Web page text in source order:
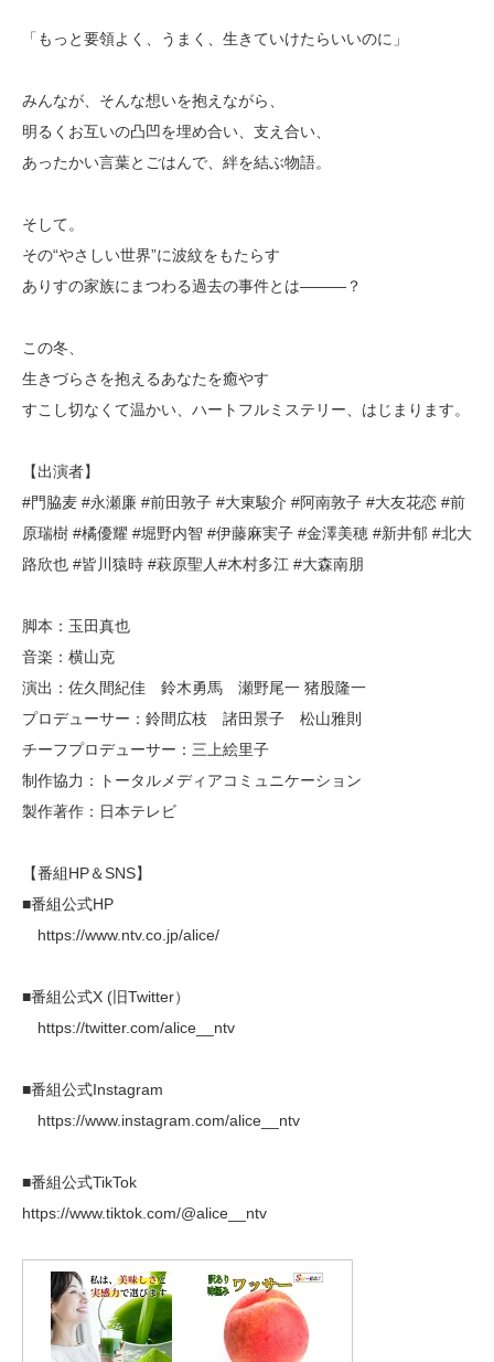
「もっと要領よく、うまく、生きていけたらいいのに」
みんなが、そんな想いを抱えながら、
明るくお互いの凸凹を埋め合い、支え合い、
あったかい言葉とごはんで、絆を結ぶ物語。
そして。
その“やさしい世界”に波紋をもたらす
ありすの家族にまつわる過去の事件とは―――？
この冬、
生きづらさを抱えるあなたを癒やす
すこし切なくて温かい、ハートフルミステリー、はじまります。
【出演者】
#門脇麦 #永瀬廉 #前田敦子 #大東駿介 #阿南敦子 #大友花恋 #前
原瑞樹 #橘優耀 #堀野内智 #伊藤麻実子 #金澤美穂 #新井郁 #北大
路欣也 #皆川猿時 #萩原聖人#木村多江 #大森南朋
脚本：玉田真也
音楽：横山克
演出：佐久間紀佳 鈴木勇馬 瀬野尾一 猪股隆一
プロデューサー：鈴間広枝 諸田景子 松山雅則
チーフプロデューサー：三上絵里子
制作協力：トータルメディアコミュニケーション
製作著作：日本テレビ
【番組HP＆SNS】
■番組公式HP
https://www.ntv.co.jp/alice/
■番組公式X (旧Twitter）
https://twitter.com/alice__ntv
■番組公式Instagram
https://www.instagram.com/alice__ntv
■番組公式TikTok
https://www.tiktok.com/@alice__ntv